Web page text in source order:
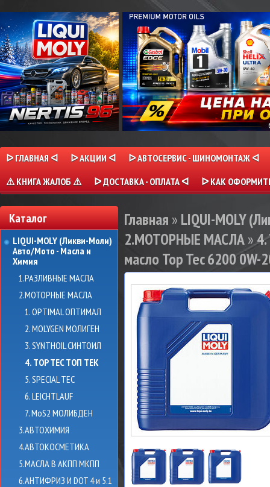
ᐅ ГЛАВНАЯ ᐊ ᐅ АКЦИИ ᐊ
ᐅ АВТОСЕРВИС - ШИНОМОНТАЖ ᐊ
⚠ КНИГА ЖАЛОБ ⚠
ᐅ ДОСТАВКА - ОПЛАТА ᐊ ᐅ КАК
Каталог
LIQUI-MOLY (Ликви-Моли)
Авто/Мото - Масла и
Химия
1.РАЗЛИВНЫЕ МАСЛА
2.МОТОРНЫЕ МАСЛА
1. OPTIMAL ОПТИМАЛ
2. MOLYGEN МОЛИГЕН
3. SYNTHOIL СИНТОИЛ
4. TOP TEC ТОП ТЕК
5. SPECIAL TEC
6. LEICHTLAUF
7. MoS2 МОЛИБДЕН
3.АВТОХИМИЯ
4.АВТОКОСМЕТИКА
5.МАСЛА В АКПП МКПП
6.АНТИФРИЗ И DOT 4 и 5.1
Главная » LIQUI-MOLY
2.МОТОРНЫЕ МАСЛА»
масло Top Tec 6200 0W-